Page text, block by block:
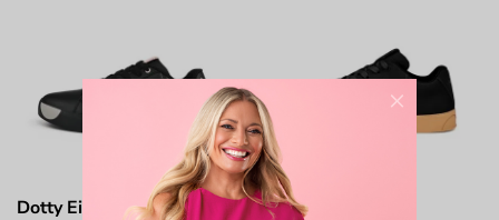
Dotty Eilyn Black Dotty Classic Black
×